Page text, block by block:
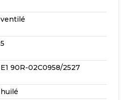
ventilé
5
E1 90R-02C0958/2527
huilé